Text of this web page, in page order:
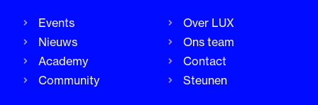
Events
Nieuws
Academy
Community
Over LUX
Ons team
Contact
Steunen